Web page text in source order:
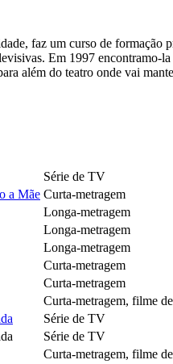
faz um curso de
Em 1997
além do teatro onde vai
Série de TV
a Mãe Curta-metragem
Longa-metragem
Longa-metragem
Longa-metragem
Curta-metragem
Curta-metragem
Curta-metragem, filme
Série de TV
Série de TV
Curta-metragem, filme